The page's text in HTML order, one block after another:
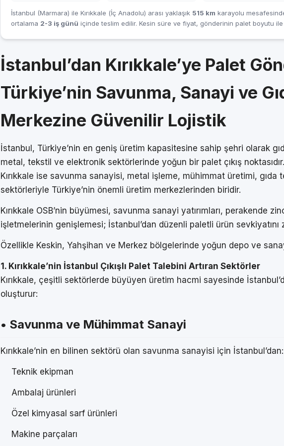
İstanbul (Marmara) ile Kırıkkale (İç Anadolu) arası yaklaşık 515 km karayolu
ortalama 2-3 iş günü içinde teslim edilir. Kesin süre ve fiyat, gönderinin palet boyutu ile
İstanbul’dan Kırıkkale’ye Palet
Türkiye’nin Savunma, Sanayi ve
Merkezine Güvenilir Lojistik
İstanbul, Türkiye’nin en geniş üretim kapasitesine sahip şehri olarak
metal, tekstil ve elektronik sektörlerinde yoğun bir palet çıkış noktasıdır.
Kırıkkale ise savunma sanayisi, metal işleme, mühimmat üretimi,
sektörleriyle Türkiye’nin önemli üretim merkezlerinden biridir.
Kırıkkale OSB’nin büyümesi, savunma sanayi yatırımları, perakende
işletmelerinin genişlemesi; İstanbul’dan düzenli paletli ürün sevkiyatını
Özellikle Keskin, Yahşihan ve Merkez bölgelerinde yoğun depo ve
1. Kırıkkale’nin İstanbul Çıkışlı Palet Talebini Artıran Sektörler
Kırıkkale, çeşitli sektörlerde büyüyen üretim hacmi sayesinde
oluşturur:
• Savunma ve Mühimmat Sanayi
Kırıkkale’nin en bilinen sektörü olan savunma sanayisi için İstanbul’dan:
Teknik ekipman
Ambalaj ürünleri
Özel kimyasal sarf ürünleri
Makine parçaları